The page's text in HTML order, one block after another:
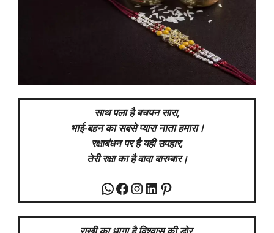
साथ पला है बचपन सारा,
भाई-बहन का सबसे प्यारा नाता हमारा।
रक्षाबंधन पर है यही उपहार,
तेरी रक्षा का है वादा बारम्बार।
WhatsApp
Facebook
Instagram
LinkedIn
Pinterest